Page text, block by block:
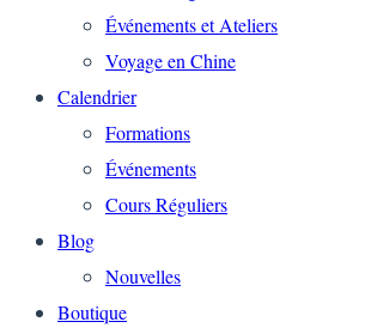
Événements et Ateliers
Voyage en Chine
Calendrier
Formations
Événements
Cours Réguliers
Blog
Nouvelles
Boutique